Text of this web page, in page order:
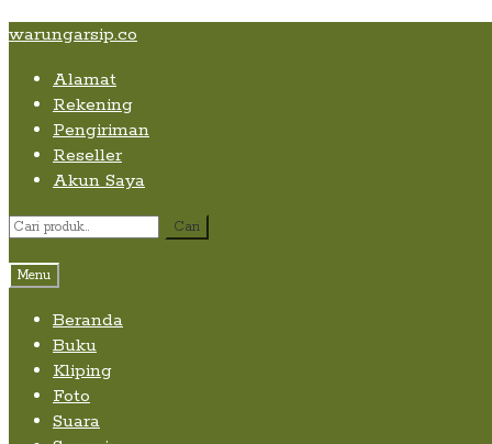
Skip
content
Skip
navigation
Skip
content
warungarsip.co
Alamat
Rekening
Pengiriman
Reseller
Akun Saya
Pencarian
Cari
Menu
Beranda
Buku
Kliping
Foto
Suara